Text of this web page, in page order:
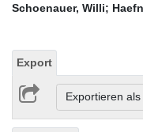
Schoenauer, Willi;
Export
Exportieren